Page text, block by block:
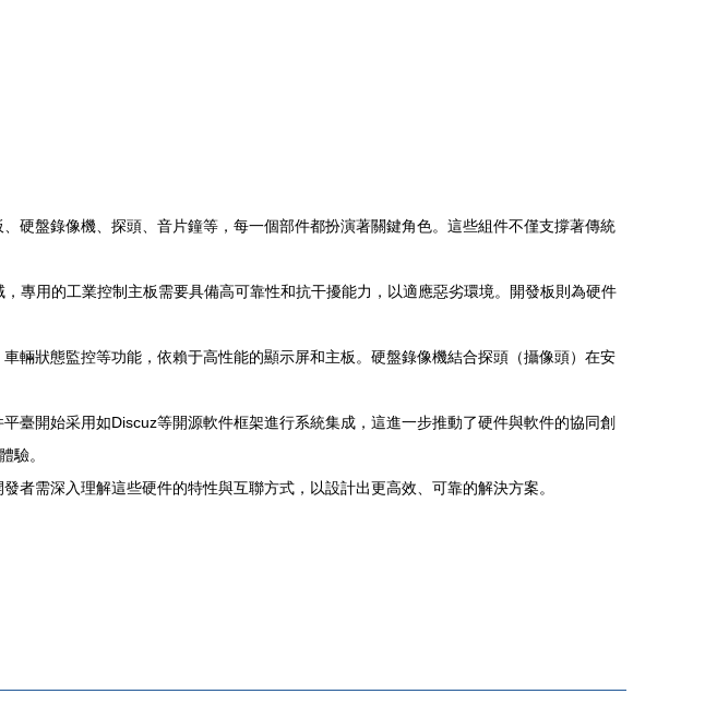
硬盤錄像機、探頭、音片鐘等，每一個部件都扮演著關鍵角色。這些組件不僅支撐著傳統
專用的工業控制主板需要具備高可靠性和抗干擾能力，以適應惡劣環境。開發板則為硬件
輛狀態監控等功能，依賴于高性能的顯示屏和主板。硬盤錄像機結合探頭（攝像頭）在安
臺開始采用如Discuz等開源軟件框架進行系統集成，這進一步推動了硬件與軟件的協同創
驗。
需深入理解這些硬件的特性與互聯方式，以設計出更高效、可靠的解決方案。